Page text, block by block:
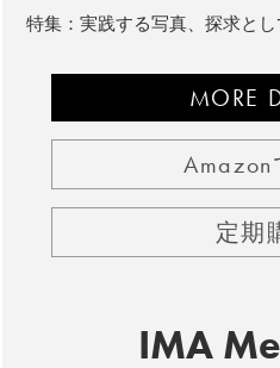
特集：実践する写真、探求と
MORE
Amazon
定期
IMA